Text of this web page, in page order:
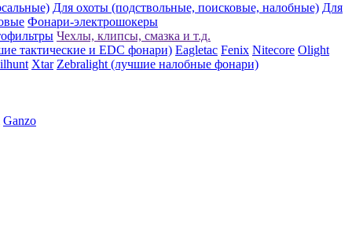
Для охоты (подствольные, поисковые, налобные) Для
Фонари-электрошокеры
Чехлы, клипсы, смазка и т.д.
тактические и EDC фонари) Eagletac Fenix Nitecore Olight
Xtar Zebralight (лучшие налобные фонари)
Ganzo